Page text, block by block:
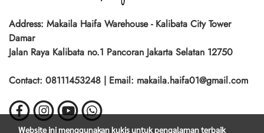
Address: Makaila Haifa Warehouse - Kalibata City Tower
Damar
Jalan Raya Kalibata no.1 Pancoran Jakarta Selatan 12750
Contact: 08111453248 | Email: makaila.haifa01@gmail.com
Website ini menggunakan kukis untuk pengalaman terbaik